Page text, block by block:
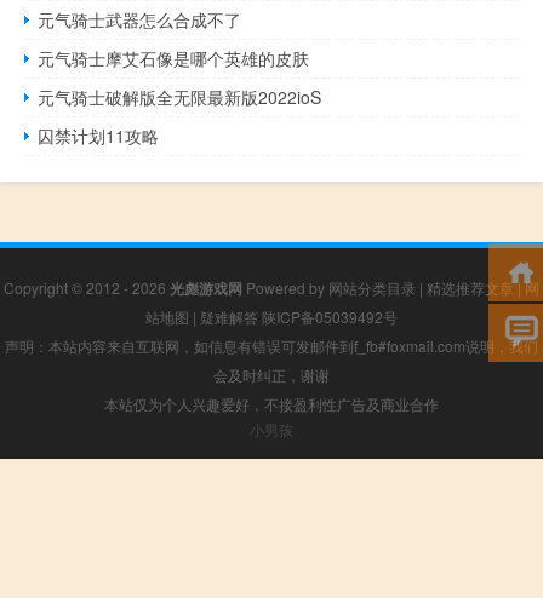
元气骑士武器怎么合成不了
元气骑士摩艾石像是哪个英雄的皮肤
元气骑士破解版全无限最新版2022ioS
囚禁计划11攻略
Copyright © 2012 - 2026 光彪游戏网 Powered by 网站分类目录 | 精选推荐文章|网
站地图 | 疑难解答 陕ICP备05039492号
声明：本站内容来自互联网，如信息有错误可发邮件到f_fb#foxmail.com说明，我们
会及时纠正，谢谢
本站仅为个人兴趣爱好，不接盈利性广告及商业合作
小男孩